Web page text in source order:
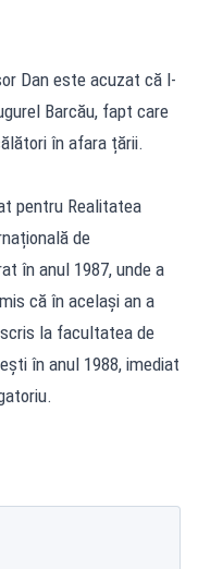
Dan este acuzat că l-
Barcău, fapt care
în afara țării.
pentru Realitatea
de
în anul 1987, unde a
că în același an a
la facultatea de
în anul 1988, imediat